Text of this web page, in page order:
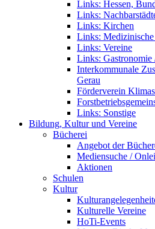
Links: Hessen,
Links:
Links: Kirchen
Links:
Links: Vereine
Links: Gastronomie
Interkommunale
Gerau
Förderverein
Links: Sonstige
Bildung, Kultur und Vereine
Bücherei
Angebot der
Mediensuche /
Aktionen
Schulen
Kultur
Kulturelle Vereine
HoTi-Events